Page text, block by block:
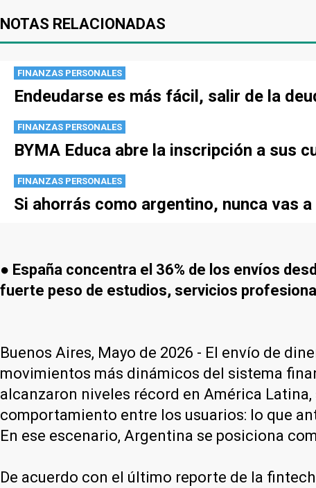
NOTAS RELACIONADAS
FINANZAS PERSONALES
Endeudarse es más fácil, salir de la
FINANZAS PERSONALES
BYMA Educa abre la inscripción a sus
FINANZAS PERSONALES
Si ahorrás como argentino, nunca vas
● España concentra el 36% de los envíos
fuerte peso de estudios, servicios
Buenos Aires, Mayo de 2026 - El envío de
movimientos más dinámicos del sistema
alcanzaron niveles récord en América
comportamiento entre los usuarios: lo que
En ese escenario, Argentina se posiciona
De acuerdo con el último reporte de la